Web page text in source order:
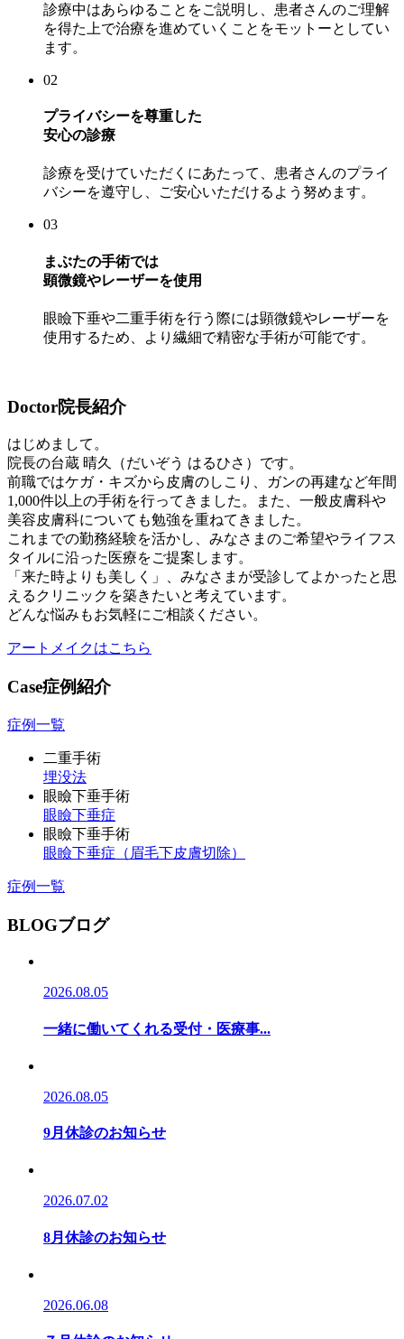
診療中はあらゆることをご説明し、患者さんのご理解
を得た上で治療を進めていくことをモットーとしてい
ます。
02
プライバシーを尊重した
安心の診療
診療を受けていただくにあたって、患者さんのプライ
バシーを遵守し、ご安心いただけるよう努めます。
03
まぶたの手術では
顕微鏡やレーザーを使用
眼瞼下垂や二重手術を行う際には顕微鏡やレーザーを
使用するため、より繊細で精密な手術が可能です。
Doctor院長紹介
はじめまして。
院長の台蔵 晴久（だいぞう はるひさ）です。
前職ではケガ・キズから皮膚のしこり、ガンの再建など年間
1,000件以上の手術を行ってきました。また、一般皮膚科や
美容皮膚科についても勉強を重ねてきました。
これまでの勤務経験を活かし、みなさまのご希望やライフス
タイルに沿った医療をご提案します。
「来た時よりも美しく」、みなさまが受診してよかったと思
えるクリニックを築きたいと考えています。
どんな悩みもお気軽にご相談ください。
アートメイクはこちら
Case症例紹介
症例一覧
二重手術
埋没法
眼瞼下垂手術
眼瞼下垂症
眼瞼下垂手術
眼瞼下垂症（眉毛下皮膚切除）
症例一覧
BLOGブログ
2026.08.05
一緒に働いてくれる受付・医療事...
2026.08.05
9月休診のお知らせ
2026.07.02
8月休診のお知らせ
2026.06.08